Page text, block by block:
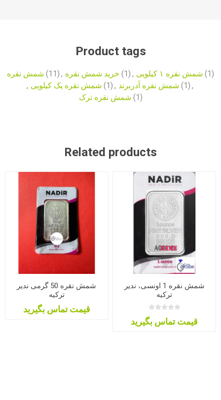
Product tags
شمش نقره (11) , خرید شمش نقره (1) , شمش نقره ۱ کیلویی (1)
, شمش نقره یک کیلویی (1) , شمش نقره آدربرند (1) ,
شمش نقره ترک (1)
Related products
شمش نقره 50 گرمی ندیر
ترکیه
قیمت تماس بگیرید
شمش نقره 1 اونسی، ندیر
ترکیه
قیمت تماس بگیرید